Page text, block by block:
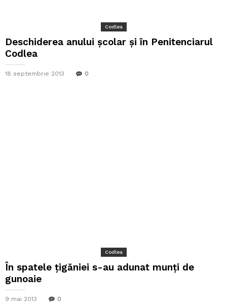
Codlea
Deschiderea anului școlar și în Penitenciarul
Codlea
18 septembrie 2013 0
Codlea
În spatele ţigăniei s-au adunat munţi de
gunoaie
9 mai 2013 0